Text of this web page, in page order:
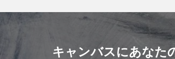
キャンバスにあなた